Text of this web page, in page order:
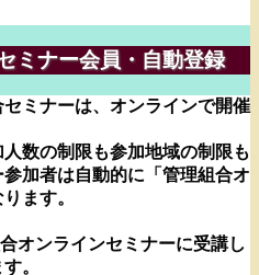
ミナー会員・自動登録
ミナーは、オンラインで開催
数の制限も参加地域の制限も
加者は自動的に「管理組合オ
ます。
オンラインセミナーに受講し
。